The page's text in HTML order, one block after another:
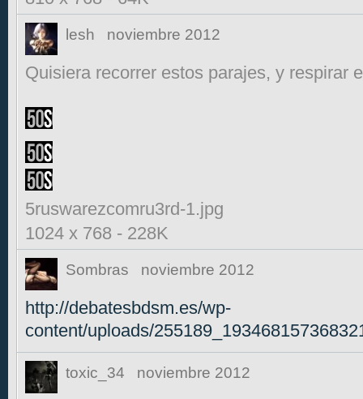
lesh noviembre 2012
Quisiera recorrer estos parajes, y respirar
5ruswarezcomru3rd-1.jpg
1024 x 768 - 228K
Sombras noviembre 2012
http://debatesbdsm.es/wp-
content/uploads/
toxic_34 noviembre 2012